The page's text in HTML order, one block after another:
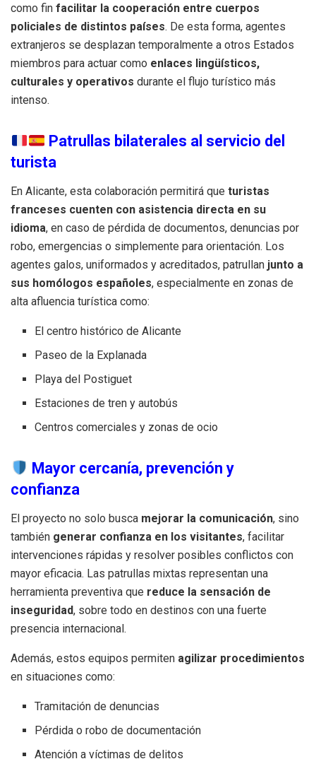
como fin facilitar la cooperación entre cuerpos
policiales de distintos países. De esta forma, agentes
extranjeros se desplazan temporalmente a otros Estados
miembros para actuar como enlaces lingüísticos,
culturales y operativos durante el flujo turístico más
intenso.
Patrullas bilaterales al servicio del
turista
En Alicante, esta colaboración permitirá que turistas
franceses cuenten con asistencia directa en su
idioma, en caso de pérdida de documentos, denuncias por
robo, emergencias o simplemente para orientación. Los
agentes galos, uniformados y acreditados, patrullan junto a
sus homólogos españoles, especialmente en zonas de
alta afluencia turística como:
El centro histórico de Alicante
Paseo de la Explanada
Playa del Postiguet
Estaciones de tren y autobús
Centros comerciales y zonas de ocio
Mayor cercanía, prevención y
confianza
El proyecto no solo busca mejorar la comunicación, sino
también generar confianza en los visitantes, facilitar
intervenciones rápidas y resolver posibles conflictos con
mayor eficacia. Las patrullas mixtas representan una
herramienta preventiva que reduce la sensación de
inseguridad, sobre todo en destinos con una fuerte
presencia internacional.
Además, estos equipos permiten agilizar procedimientos
en situaciones como:
Tramitación de denuncias
Pérdida o robo de documentación
Atención a víctimas de delitos